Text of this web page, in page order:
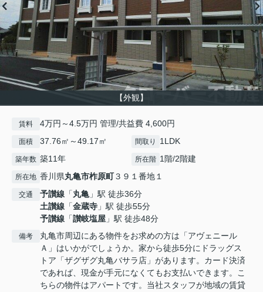
【外観】
賃料 4万円～4.5万円 管理/共益費 4,600円
面積 37.76㎡～49.17㎡ 間取り 1LDK
築年数 築11年 所在階 1階/2階建
所在地 香川県丸亀市柞原町３９１番地１
交通 予讃線 「丸亀」駅 徒歩36分
土讃線 「金蔵寺 」駅 徒歩55分
予讃線 「讃岐塩屋 」駅 徒歩48分
備考
丸亀市周辺にある物件をお求めの方は「アヴェニール
Ａ」はいかがでしょうか。家から徒歩5分にドラッグス
トア「ザグザグ丸亀バサラ店」があります。カード決済
であれば、現金が手元になくてもお支払いできます。こ
ちらの物件はアパートです。当社スタッフが地域の賃貸